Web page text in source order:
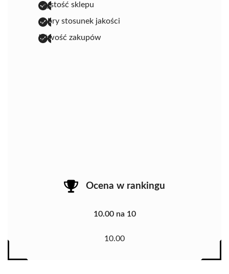
czystość sklepu
dobry stosunek jakości
łatwość zakupów
Ocena w rankingu
10.00 na 10
10.00